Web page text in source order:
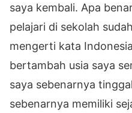
saya kembali. Apa
pelajari di sekolah
mengerti kata
bertambah usia saya
saya sebenarnya
sebenarnya memiliki